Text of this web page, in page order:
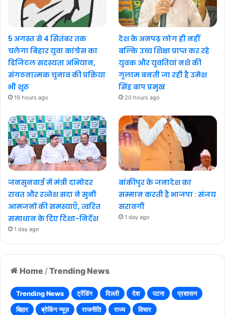
Home / Trending News
Trending News ट्रेंडिंग दिल्ली देश पटना
प्रशासन
बिहार
ब्रेकिंग न्यूज़ राजनीति राज्य विचार
5 अगस्त से 4 सितंबर तक
चलेगा बिहार युवा कांग्रेस का
डिजिटल सदस्यता अभियान,
संगठनात्मक चुनाव की प्रक्रिया
भी शुरू
19 hours ago
देश के अनपढ़ लोग ही नहीं
बल्कि उच्च शिक्षा प्राप्त कर रहे
युवक और युवतियां नशे की
गुलाम बनती जा रही है उमेश
सिंह बाप प्रमुख
20 hours ago
जनसुनवाई में मंत्री दामोदर
रावत और रत्नेश सदा ने सुनी
आमजनों की समस्याएँ, त्वरित
समाधान के दिए दिशा-निर्देश
1 day ago
बांकीपुर के जनादेश का
सम्मान करती है भाजपा : संजय
सरावगी
1 day ago